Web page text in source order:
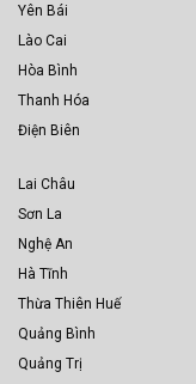
Yên Bái
Lào Cai
Hòa Bình
Thanh Hóa
Điện Biên
Lai Châu
Sơn La
Nghệ An
Hà Tĩnh
Thừa Thiên Huế
Quảng Bình
Quảng Trị